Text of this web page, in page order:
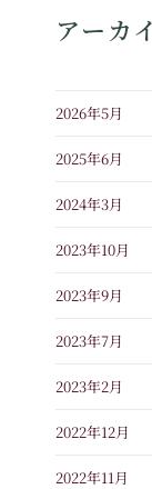
アーカ
2026年5月
2025年6月
2024年3月
2023年10月
2023年9月
2023年7月
2023年2月
2022年12月
2022年11月